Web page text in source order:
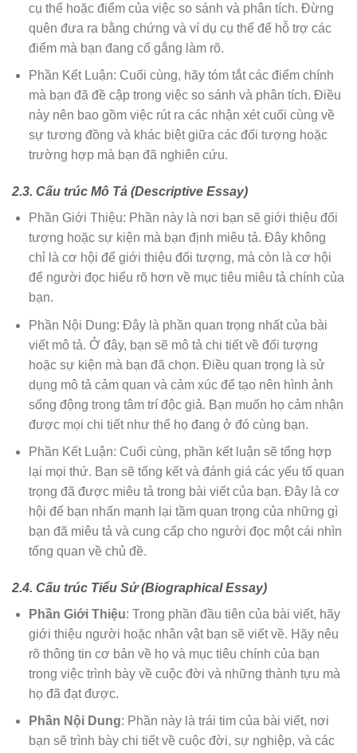
cụ thể hoặc điểm của việc so sánh và phân tích. Đừng
quên đưa ra bằng chứng và ví dụ cụ thể để hỗ trợ các
điểm mà bạn đang cố gắng làm rõ.
Phần Kết Luận: Cuối cùng, hãy tóm tắt các điểm chính
mà bạn đã đề cập trong việc so sánh và phân tích. Điều
này nên bao gồm việc rút ra các nhận xét cuối cùng về
sự tương đồng và khác biệt giữa các đối tượng hoặc
trường hợp mà bạn đã nghiên cứu.
2.3. Cấu trúc Mô Tả (Descriptive Essay)
Phần Giới Thiệu: Phần này là nơi bạn sẽ giới thiệu đối
tượng hoặc sự kiện mà bạn định miêu tả. Đây không
chỉ là cơ hội để giới thiệu đối tượng, mà còn là cơ hội
để người đọc hiểu rõ hơn về mục tiêu miêu tả chính của
bạn.
Phần Nội Dung: Đây là phần quan trọng nhất của bài
viết mô tả. Ở đây, bạn sẽ mô tả chi tiết về đối tượng
hoặc sự kiện mà bạn đã chọn. Điều quan trọng là sử
dụng mô tả cảm quan và cảm xúc để tạo nên hình ảnh
sống động trong tâm trí độc giả. Bạn muốn họ cảm nhận
được mọi chi tiết như thể họ đang ở đó cùng bạn.
Phần Kết Luận: Cuối cùng, phần kết luận sẽ tổng hợp
lại mọi thứ. Bạn sẽ tổng kết và đánh giá các yếu tố quan
trọng đã được miêu tả trong bài viết của bạn. Đây là cơ
hội để bạn nhấn mạnh lại tầm quan trọng của những gì
bạn đã miêu tả và cung cấp cho người đọc một cái nhìn
tổng quan về chủ đề.
2.4. Cấu trúc Tiểu Sử (Biographical Essay)
Phần Giới Thiệu: Trong phần đầu tiên của bài viết, hãy
giới thiệu người hoặc nhân vật bạn sẽ viết về. Hãy nêu
rõ thông tin cơ bản về họ và mục tiêu chính của bạn
trong việc trình bày về cuộc đời và những thành tựu mà
họ đã đạt được.
Phần Nội Dung: Phần này là trái tim của bài viết, nơi
bạn sẽ trình bày chi tiết về cuộc đời, sự nghiệp, và các